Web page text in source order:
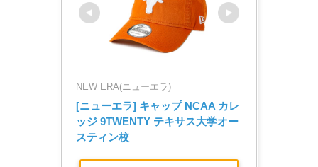
NEW ERA(ニューエラ)
[ニューエラ] キャップ NCAA カレ
ッジ 9TWENTY テキサス大学オー
スティン校